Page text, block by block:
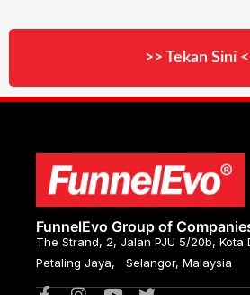
>> Tekan Sini
FunnelEvo Group of
The Strand, 2, Jalan PJU 5/20b, Kota
Petaling Jaya, Selangor, Malaysia